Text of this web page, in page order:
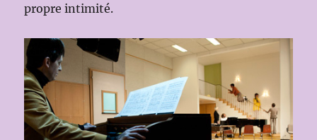
propre intimité.